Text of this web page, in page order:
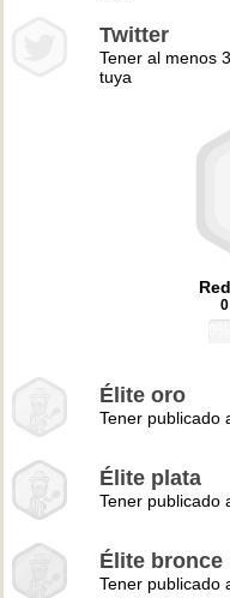
Twitter
Tener al menos
tuya
Élite oro
Tener publicado
Élite plata
Tener publicado
Élite bronce
Tener publicado